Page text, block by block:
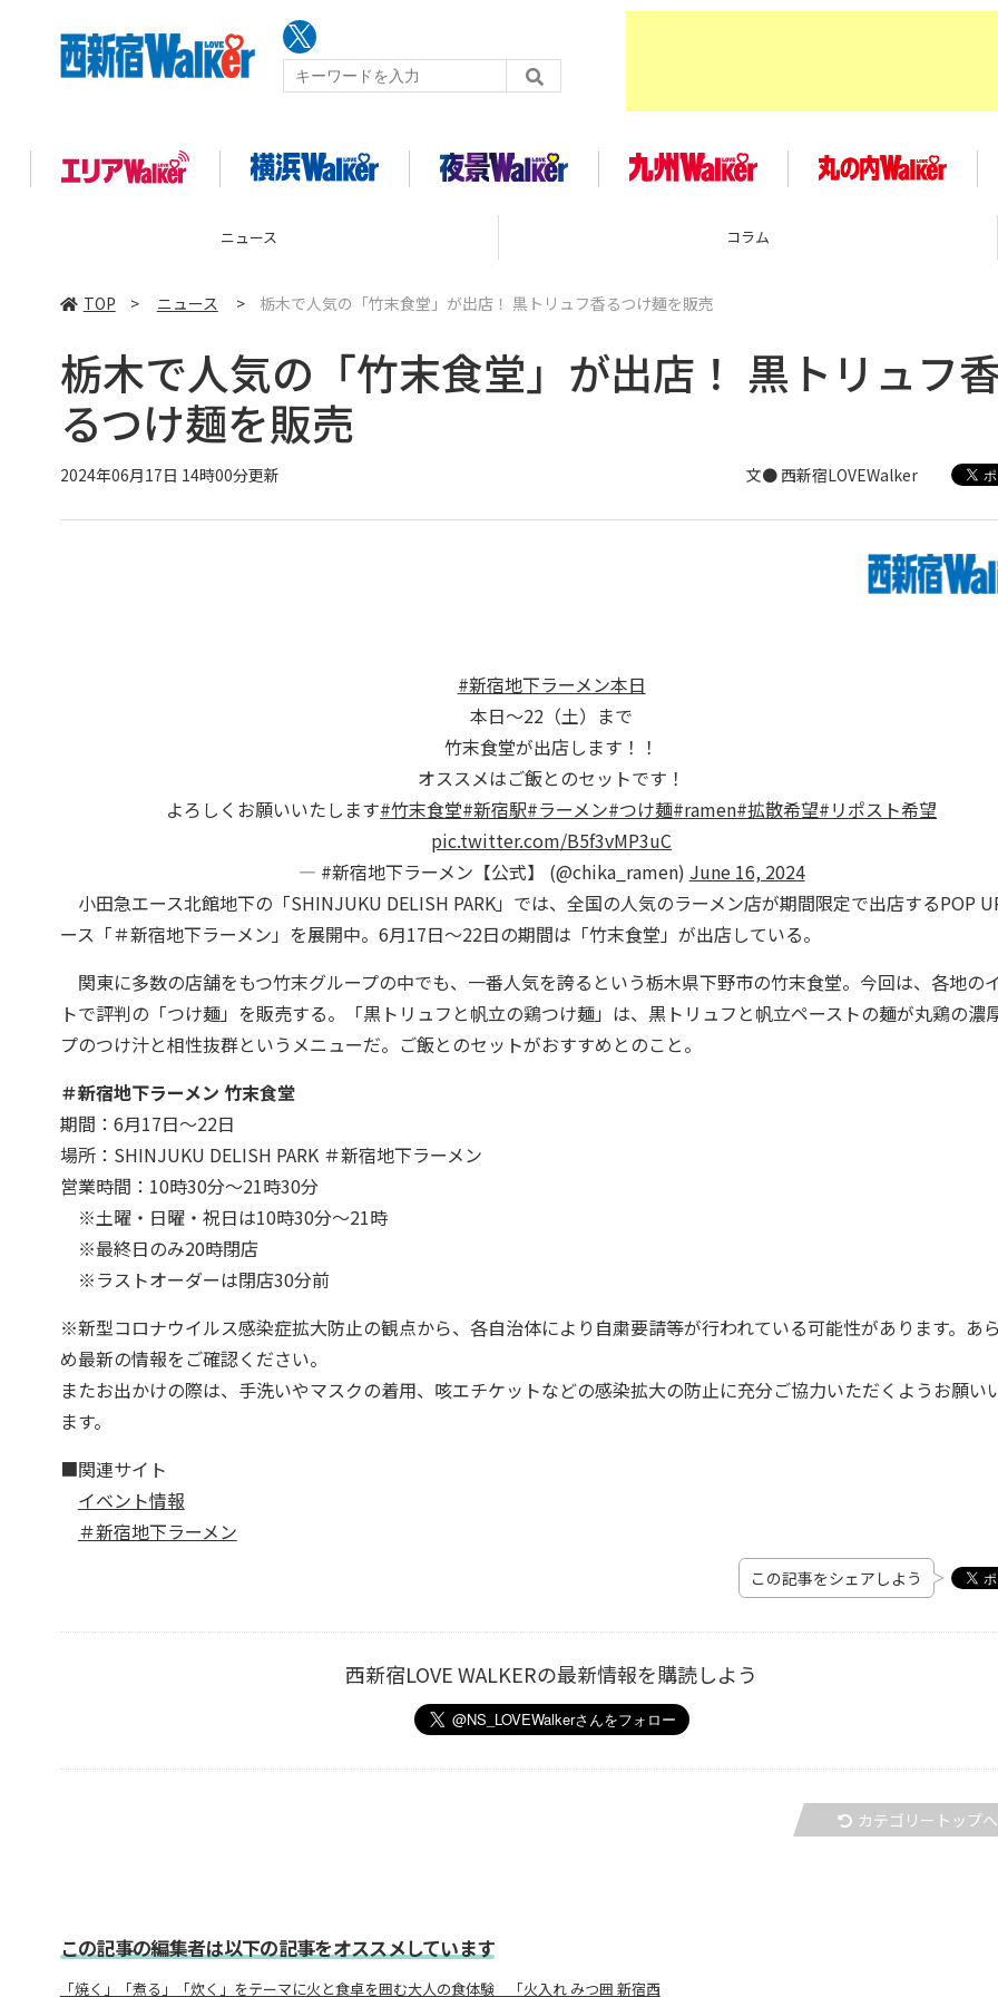
TOP > ニュース > 栃木で人気の「竹末食堂」が出店！ 黒トリュフ香るつけ麺を販売
栃木で人気の「竹末食堂」が出店！ 黒トリュフ
るつけ麺を販売
2024年06月17日 14時00分更新 文● 西新宿LOVEWalker
#新宿地下ラーメン本日
本日〜22（土）まで
竹末食堂が出店します！！
オススメはご飯とのセットです！
よろしくお願いいたします#竹末食堂#新宿駅#ラーメン#つけ麺#ramen#拡散希望#リポスト希望
pic.twitter.com/B5f3vMP3uC
— #新宿地下ラーメン【公式】 (@chika_ramen) June 16, 2024
小田急エース北館地下の「SHINJUKU DELISH PARK」では、全国の人気のラーメン店が期間限定で出店するPOP
ース「＃新宿地下ラーメン」を展開中。6月17日～22日の期間は「竹末食堂」が出店している。
関東に多数の店舗をもつ竹末グループの中でも、一番人気を誇るという栃木県下野市の竹末食堂。今回は、各地の
トで評判の「つけ麺」を販売する。「黒トリュフと帆立の鶏つけ麺」は、黒トリュフと帆立ペーストの麺が丸鶏の濃
プのつけ汁と相性抜群というメニューだ。ご飯とのセットがおすすめとのこと。
＃新宿地下ラーメン 竹末食堂
期間：6月17日～22日
場所：SHINJUKU DELISH PARK ＃新宿地下ラーメン
営業時間：10時30分～21時30分
※土曜・日曜・祝日は10時30分～21時
※最終日のみ20時閉店
※ラストオーダーは閉店30分前
※新型コロナウイルス感染症拡大防止の観点から、各自治体により自粛要請等が行われている可能性があります。あ
め最新の情報をご確認ください。
またお出かけの際は、手洗いやマスクの着用、咳エチケットなどの感染拡大の防止に充分ご協力いただくようお願い
ます。
■関連サイト
イベント情報
＃新宿地下ラーメン
この記事をシェアしよう
西新宿LOVE WALKERの最新情報を購読しよう
カテゴリートップへ
この記事の編集者は以下の記事をオススメしています
「焼く」「煮る」「炊く」をテーマに火と食卓を囲む大人の食体験 「火入れ みつ囲 新宿西